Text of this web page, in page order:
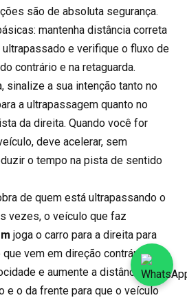
são de absoluta segurança.
mantenha distância correta
e verifique o fluxo de
contrário e na retaguarda.
sinalize a sua intenção tanto no
a ultrapassagem quanto no
da direita. Quando você for
deve acelerar, sem
o tempo na pista de sentido
de quem está ultrapassando o
vezes, o veículo que faz
joga o carro para a direita para
vem em direção contrária.
e aumente a distância
e o da frente para que o veículo